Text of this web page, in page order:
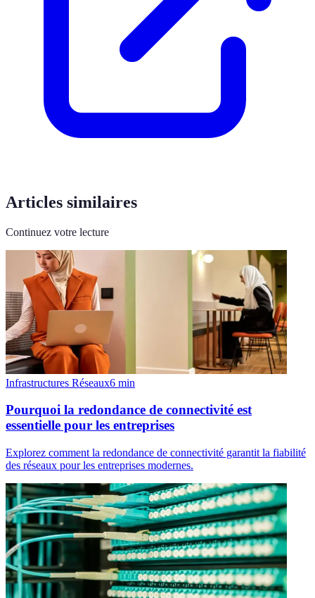
Articles similaires
Continuez votre lecture
Infrastructures Réseaux6 min
Pourquoi la redondance de connectivité est
essentielle pour les entreprises
Explorez comment la redondance de connectivité garantit la fiabilité
des réseaux pour les entreprises modernes.